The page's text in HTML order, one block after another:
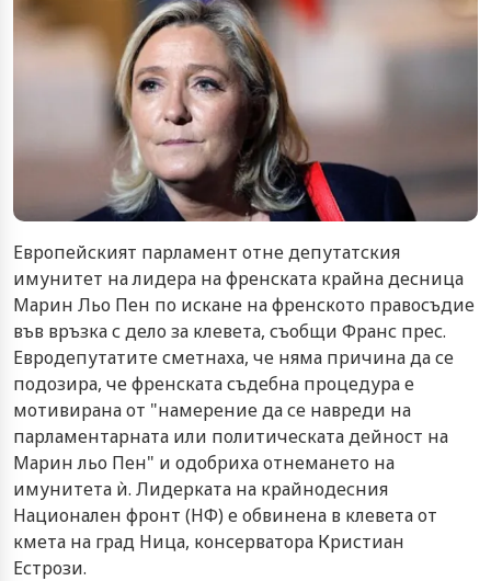
Европейският парламент отне депутатския
имунитет на лидера на френската крайна десница
Марин Льо Пен по искане на френското правосъдие
във връзка с дело за клевета, съобщи Франс прес.
Евродепутатите сметнаха, че няма причина да се
подозира, че френската съдебна процедура е
мотивирана от "намерение да се навреди на
парламентарната или политическата дейност на
Марин льо Пен" и одобриха отнемането на
имунитета ѝ. Лидерката на крайнодесния
Национален фронт (НФ) е обвинена в клевета от
кмета на град Ница, консерватора Кристиан
Естрози.